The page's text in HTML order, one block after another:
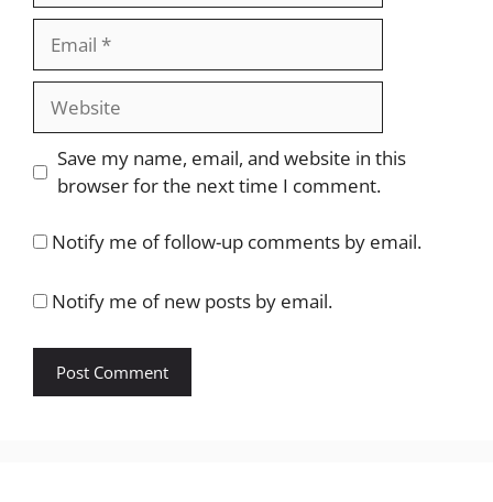
Website
Save my name, email, and website in this
browser for the next time I comment.
Notify me of follow-up comments by email.
Notify me of new posts by email.